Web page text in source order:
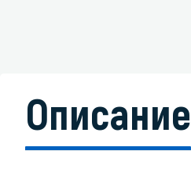
Описание